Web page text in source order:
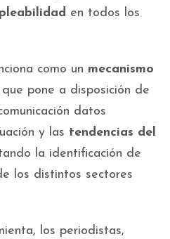
en todos los
como un mecanismo
pone a disposición de
datos
y las tendencias del
la identificación de
los distintos sectores
los periodistas,